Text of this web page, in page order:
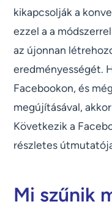
kikapcsolják a
ezzel a a
az újonnan
eredményességét.
Facebookon, és
megújításával,
Következik a
részletes
Mi szűnik